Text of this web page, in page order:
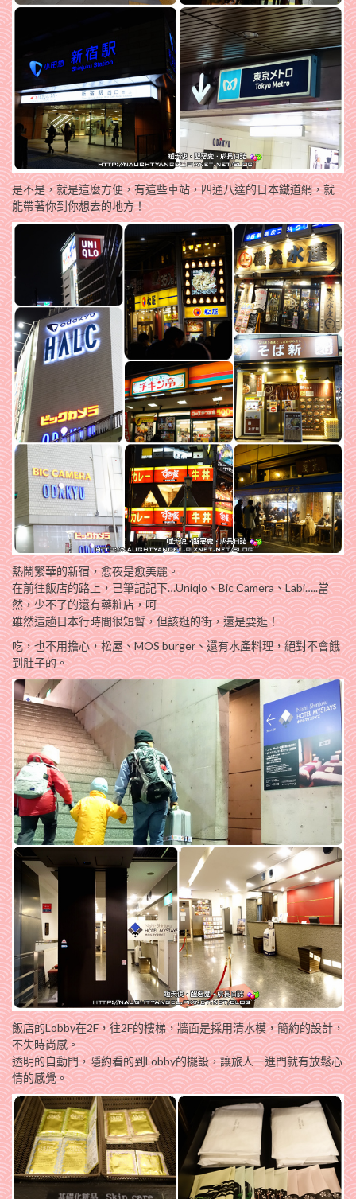
是不是，就是這麼方便，有這些車站，四通八達的日本鐵道網，就
能帶著你到你想去的地方！
熱鬧繁華的新宿，愈夜是愈美麗。
在前往飯店的路上，已筆記記下…Uniqlo、Bic Camera、Labi…..當
然，少不了的還有藥粧店，呵
雖然這趟日本行時間很短暫，但該逛的街，還是要逛！
吃，也不用擔心，松屋、MOS burger、還有水產料理，絕對不會餓
到肚子的。
飯店的Lobby在2F，往2F的樓梯，牆面是採用清水模，簡約的設計，
不失時尚感。
透明的自動門，隱約看的到Lobby的擺設，讓旅人一進門就有放鬆心
情的感覺。